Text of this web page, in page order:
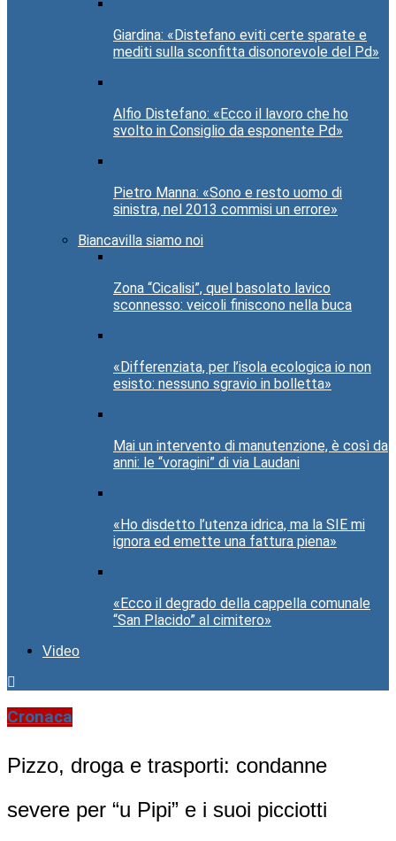
Giardina: «Distefano eviti certe sparate e
mediti sulla sconfitta disonorevole del Pd»
Alfio Distefano: «Ecco il lavoro che ho
svolto in Consiglio da esponente Pd»
Pietro Manna: «Sono e resto uomo di
sinistra, nel 2013 commisi un errore»
Biancavilla siamo noi
Zona “Cicalisi”, quel basolato lavico
sconnesso: veicoli finiscono nella buca
«Differenziata, per l’isola ecologica io non
esisto: nessuno sgravio in bolletta»
Mai un intervento di manutenzione, è così da
anni: le “voragini” di via Laudani
«Ho disdetto l’utenza idrica, ma la SIE mi
ignora ed emette una fattura piena»
«Ecco il degrado della cappella comunale
“San Placido” al cimitero»
Video
Cronaca
Pizzo, droga e trasporti: condanne
severe per “u Pipi” e i suoi picciotti